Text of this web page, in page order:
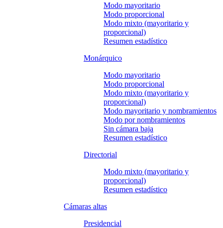
Modo mayoritario
Modo proporcional
Modo mixto (mayoritario y
proporcional)
Resumen estadístico
Monárquico
Modo mayoritario
Modo proporcional
Modo mixto (mayoritario y
proporcional)
Modo mayoritario y nombramientos
Modo por nombramientos
Sin cámara baja
Resumen estadístico
Directorial
Modo mixto (mayoritario y
proporcional)
Resumen estadístico
Cámaras altas
Presidencial